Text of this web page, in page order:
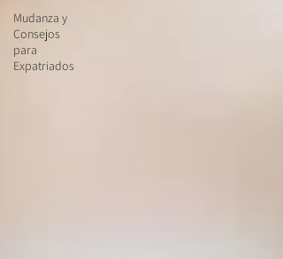
Mudanza y
Consejos
para
Expatriados